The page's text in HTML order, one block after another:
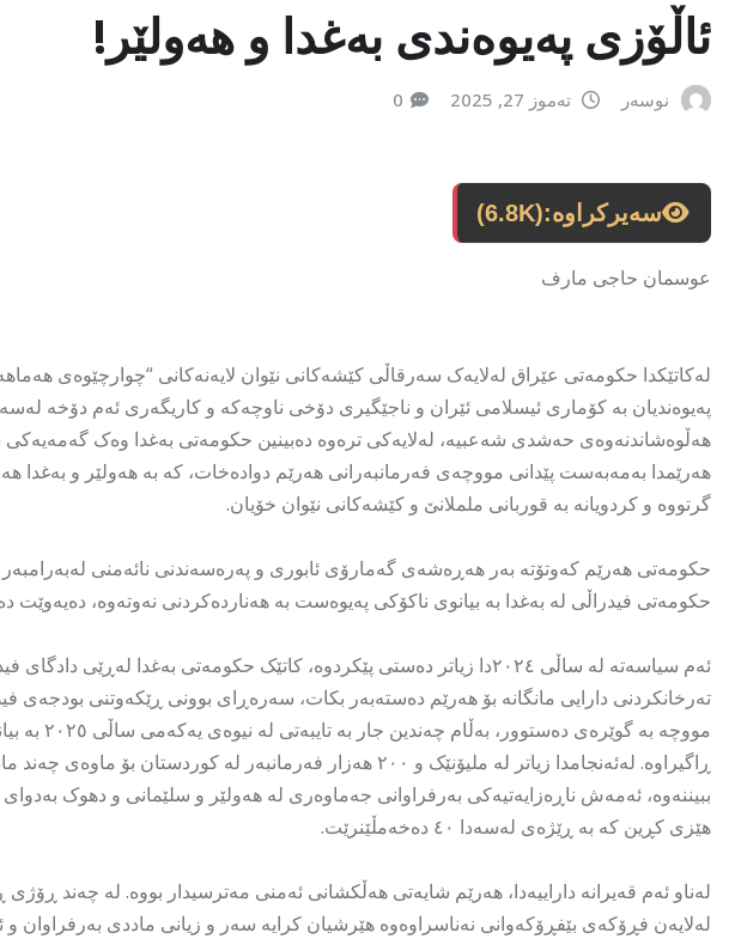
ئاڵۆزی پەیوەندی بەغدا و هەولێر!
نوسەر تەموز 27, 2025 0
سەیرکراوە:(6.8K)
عوسمان حاجی مارف
لەکاتێکدا حکومەتی عێراق لەلایەک سەرقاڵی کێشەکانی نێوان لایەنەکانی “چوارچێوەی
پەیوەندیان بە کۆماری ئیسلامی ئێران و ناجێگیری دۆخی ناوچەکە و کاریگەری ئەم دۆخە
هەڵوەشاندنەوەی حەشدی شەعبیە، لەلایەکی ترەوە دەبینین حکومەتی بەغدا وەک گەمەیەکی
هەرێمدا بەمەبەست پێدانی مووچەی فەرمانبەرانی هەرێم دوادەخات، کە بە هەولێر و بەغدا
گرتووە و کردویانە بە قوربانی ململانێ و کێشەکانی نێوان خۆیان.
حکومەتی هەرێم کەوتۆتە بەر هەڕەشەی گەمارۆی ئابوری و پەرەسەندنی نائەمنی لەبەرامبەر
حکومەتی فیدراڵی لە بەغدا بە بیانوی ناکۆکی پەیوەست بە هەناردەکردنی نەوتەوە،
ئەم سیاسەتە لە ساڵی ٢٠٢٤دا زیاتر دەستی پێکردوە، کاتێک حکومەتی بەغدا
تەرخانکردنی دارایی مانگانە بۆ هەرێم دەستەبەر بکات، سەرەڕای بوونی ڕێکەوتنی بودجەی
مووچە بە
ڕاگیراوە. لەئەنجامدا زیاتر لە ملیۆنێک و ٢٠٠ هەزار فەرمانبەر لە
ببیننەوە، ئەمەش ناڕەزایەتیەکی بەرفراوانی جەماوەری لە هەولێر و سلێمانی و دهوک بەدوای
هێزی کڕین کە بە ڕێژەی لەسەدا ٤٠ دەخەمڵێنرێت.
لەناو ئەم قەیرانە داراییەدا، هەرێم شایەتی هەڵکشانی ئەمنی مەترسیدار بووە. لە چەند
لەلایەن فڕۆکەی بێفڕۆکەوانی نەناسراوەوە هێرشیان کرایە سەر و زیانی ماددی بەرفراوان و